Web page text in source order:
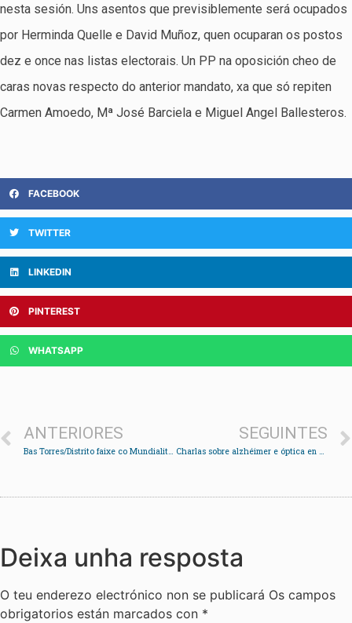
nesta sesión. Uns asentos que previsiblemente será ocupados
por Herminda Quelle e David Muñoz, quen ocuparan os postos
dez e once nas listas electorais. Un PP na oposición cheo de
caras novas respecto do anterior mandato, xa que só repiten
Carmen Amoedo, Mª José Barciela e Miguel Angel Ballesteros.
FACEBOOK
TWITTER
LINKEDIN
PINTEREST
WHATSAPP
ANTERIORES
Bas Torres/Distrito faixe co Mundialito da Xunqueira
SEGUINTES
Charlas sobre alzhéimer e óptica en Fornelos
Deixa unha resposta
O teu enderezo electrónico non se publicará Os campos
obrigatorios están marcados con *